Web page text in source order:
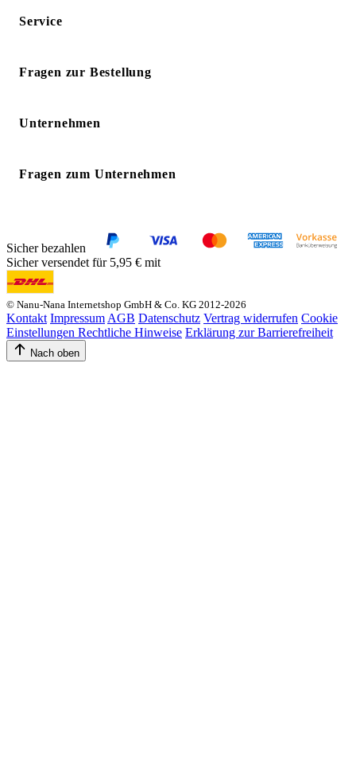
Service
Fragen zur Bestellung
Unternehmen
Fragen zum Unternehmen
Sicher bezahlen
Sicher versendet für 5,95 € mit
© Nanu-Nana Internetshop GmbH & Co. KG 2012-2026
Kontakt Impressum AGB Datenschutz Vertrag widerrufen Cookie
Einstellungen Rechtliche Hinweise Erklärung zur Barrierefreiheit
Nach oben